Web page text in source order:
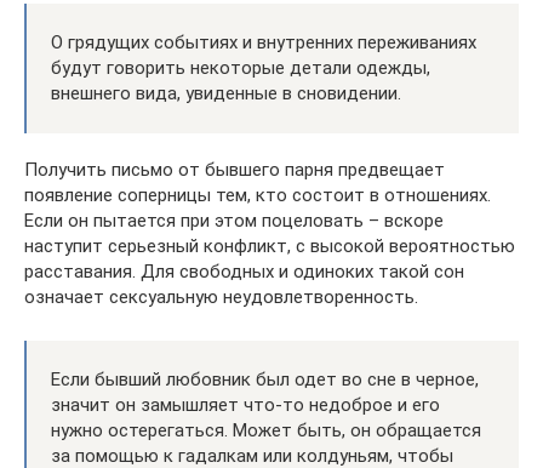
О грядущих событиях и внутренних переживаниях
будут говорить некоторые детали одежды,
внешнего вида, увиденные в сновидении.
Получить письмо от бывшего парня предвещает
появление соперницы тем, кто состоит в отношениях.
Если он пытается при этом поцеловать – вскоре
наступит серьезный конфликт, с высокой вероятностью
расставания. Для свободных и одиноких такой сон
означает сексуальную неудовлетворенность.
Если бывший любовник был одет во сне в черное,
значит он замышляет что-то недоброе и его
нужно остерегаться. Может быть, он обращается
за помощью к гадалкам или колдуньям, чтобы